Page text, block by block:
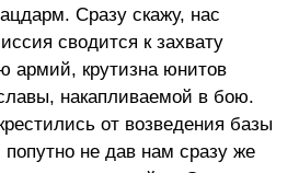
Сразу скажу, нас
сводится к захвату
армий, крутизна юнитов
накапливаемой в бою.
от возведения базы
не дав нам сразу же